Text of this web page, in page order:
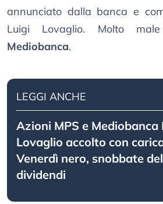
annunciato dalla banca e
Luigi Lovaglio. Molto
Mediobanca.
LEGGI ANCHE
Azioni MPS e Mediobanca
Lovaglio accolto con
Venerdì nero, snobbate
dividendi